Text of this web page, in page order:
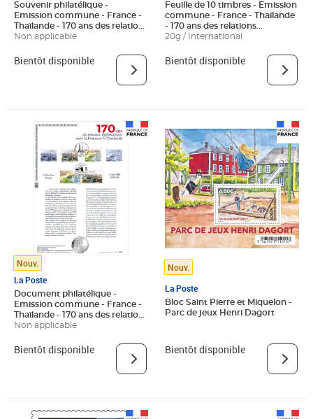
Souvenir philatélique -
Emission commune - France -
Thaïlande - 170 ans des relations
diplomatiques entre la France
Non applicable
Bientôt disponible
Feuille de 10 timbres - Emission
commune - France - Thaïlande
- 170 ans des relations
diplomatiques entre la France
Lettre Internationale
20g / International
Bientôt disponible
Nouv.
La Poste
Document philatélique -
Emission commune - France -
Thaïlande - 170 ans des relations
diplomatiques entre la France
Non applicable
Bientôt disponible
Nouv.
La Poste
Bloc Saint Pierre et Miquelon -
Parc de jeux Henri Dagort
Bientôt disponible